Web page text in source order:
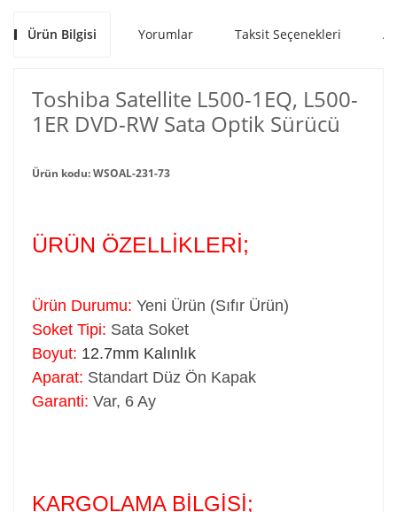
Ürün Bilgisi Yorumlar Taksit Seçenekleri
Toshiba Satellite L500-1EQ, L500-
1ER DVD-RW Sata Optik Sürücü
Ürün kodu: WSOAL-231-73
ÜRÜN ÖZELLİKLERİ;
Ürün Durumu: Yeni Ürün (Sıfır Ürün)
Soket Tipi: Sata Soket
Boyut: 12.7mm Kalınlık
Aparat: Standart Düz Ön Kapak
Garanti: Var, 6 Ay
KARGOLAMA BİLGİSİ;